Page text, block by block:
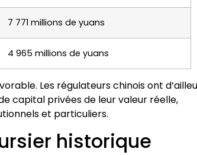
7 771 millions de yuans
4 965 millions de yuans
Les régulateurs chinois ont
capital privées de leur valeur réelle,
et particuliers.
historique